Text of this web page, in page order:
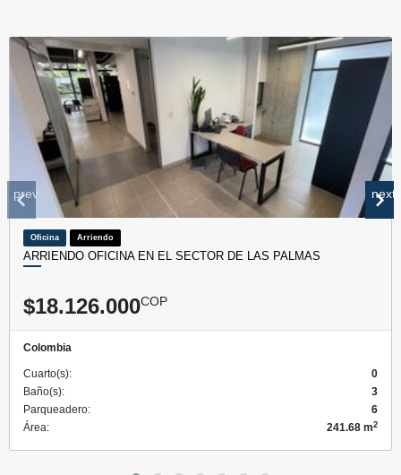
Oficina Arriendo
ARRIENDO OFICINA EN EL SECTOR DE LAS PALMAS
$18.126.000COP
Colombia
Cuarto(s):
0
Baño(s):
3
Parqueadero:
6
Área:
241.68 m2
prev next